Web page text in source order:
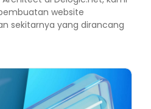
website
sekitarnya yang dirancang